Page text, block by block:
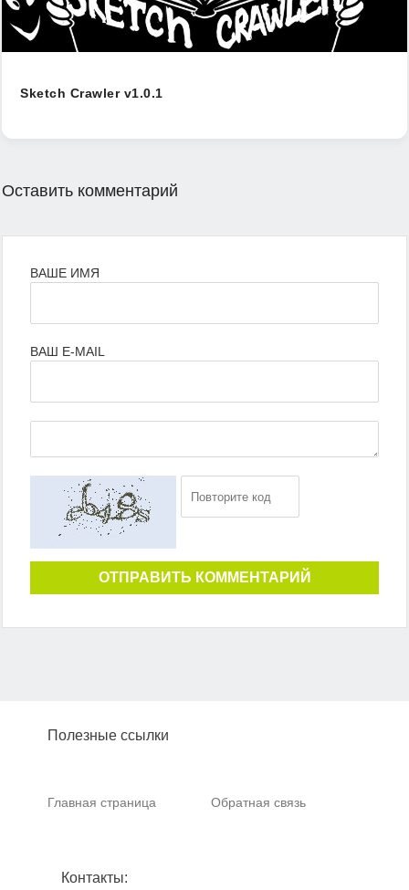
Sketch Crawler v1.0.1
Оставить комментарий
ВАШЕ ИМЯ
ВАШ E-MAIL
ОТПРАВИТЬ КОММЕНТАРИЙ
Полезные ссылки
Главная страница Обратная связь
Контакты: